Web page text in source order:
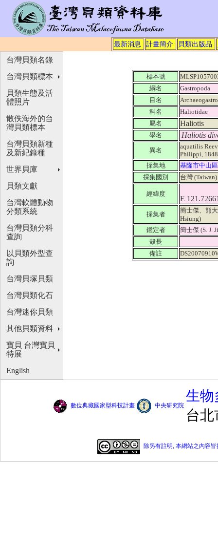
最新消息 計畫簡介 貝類出版品
標本號
綱名
Gastropoda
目名
科名
Haliotidae
屬名
Haliotis
學名 Haliotis
異名
aquatilis
Philippi,
採集地
基隆市中山
採集國別
台灣
經緯度
E
採集者
簡士傑、熊大
Hsiung)
鑑定者
簡士傑 (S. J.
殼長
備註
台灣貝類名錄
台灣貝類標本
貝類生態及活
體照片
散佚海外的台
灣貝類標本
台灣貝類新種
及新紀錄種
世界貝庫
貝類文獻
台灣軟體動物
分類系統
台灣貝類分科
查詢
以貝類外型查
詢
台灣貝塚貝類
台灣貝類化石
台灣迷你貝類
其他貝類資料
寶貝 台灣寶貝
特展
English
數位典藏國家型科技計畫 中央研究院
生物
台北
除另有註明, 本網站之內容